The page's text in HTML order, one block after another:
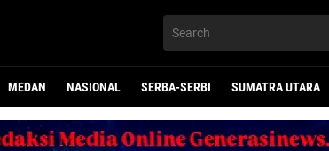
MEDAN NASIONAL SERBA-SERBI SUMATRA UTARA